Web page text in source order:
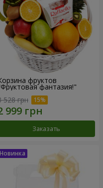
фруктов
фантазия!"
528 грн
Заказать